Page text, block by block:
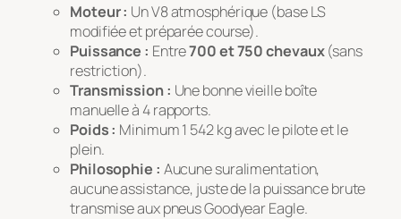
Moteur : Un V8 atmosphérique (base LS
modifiée et préparée course).
Puissance : Entre700 et 750 chevaux(sans
restriction).
Transmission : Une bonne vieille boîte
manuelle à 4 rapports.
Poids : Minimum 1 542 kg avec le pilote et le
plein.
Philosophie : Aucune suralimentation,
aucune assistance, juste de la puissance brute
transmise aux pneus Goodyear Eagle.